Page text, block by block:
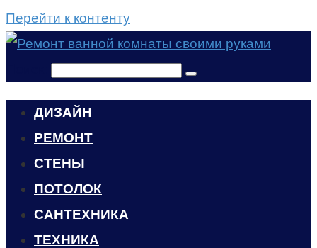
Перейти к контенту
ДИЗАЙН
РЕМОНТ
СТЕНЫ
ПОТОЛОК
САНТЕХНИКА
ТЕХНИКА